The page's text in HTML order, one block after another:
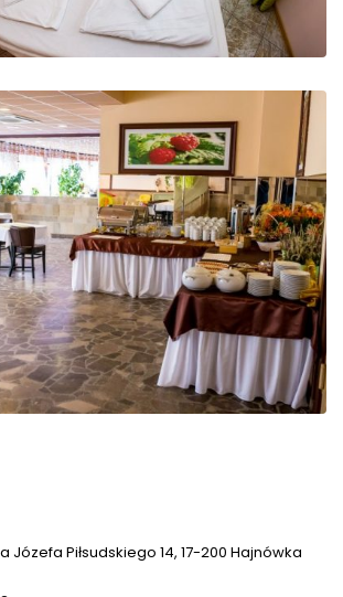
Józefa Piłsudskiego 14, 17-200 Hajnówka